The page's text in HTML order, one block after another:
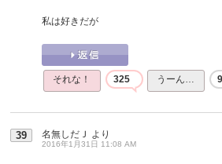
私は好きだが
それな！ 325 うーん…
39 名無しだＪ より
2016年1月31日 11:08 AM